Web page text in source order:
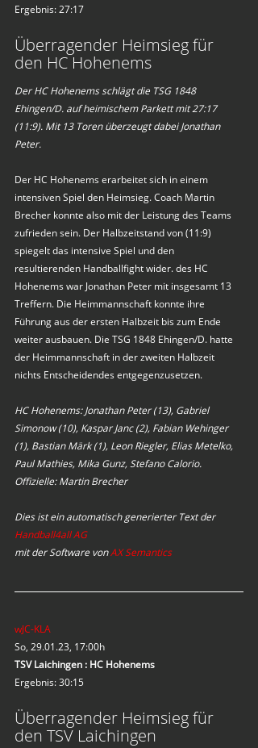
Ergebnis: 27:17
Überragender Heimsieg für
den HC Hohenems
Der HC Hohenems schlägt die TSG 1848
Ehingen/D. auf heimischem Parkett mit 27:17
(11:9). Mit 13 Toren überzeugt dabei Jonathan
Peter.
Der HC Hohenems erarbeitet sich in einem
intensiven Spiel den Heimsieg. Coach Martin
Brecher konnte also mit der Leistung des Teams
zufrieden sein. Der Halbzeitstand von (11:9)
spiegelt das intensive Spiel und den
resultierenden Handballfight wider. des HC
Hohenems war Jonathan Peter mit insgesamt 13
Treffern. Die Heimmannschaft konnte ihre
Führung aus der ersten Halbzeit bis zum Ende
weiter ausbauen. Die TSG 1848 Ehingen/D. hatte
der Heimmannschaft in der zweiten Halbzeit
nichts Entscheidendes entgegenzusetzen.
HC Hohenems: Jonathan Peter (13), Gabriel
Simonow (10), Kaspar Janc (2), Fabian Wehinger
(1), Bastian Märk (1), Leon Riegler, Elias Metelko,
Paul Mathies, Mika Gunz, Stefano Calorio.
Offizielle: Martin Brecher
Dies ist ein automatisch generierter Text der
Handball4all AG
mit der Software von AX Semantics
wJC-KLA
So, 29.01.23, 17:00h
TSV Laichingen : HC Hohenems
Ergebnis: 30:15
Überragender Heimsieg für
den TSV Laichingen